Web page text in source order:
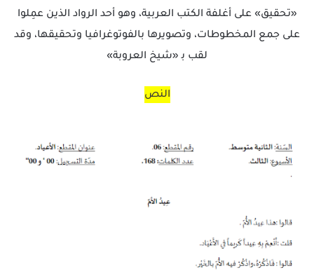
«تحقيق» على أغلفة الكتب العربية، وهو أحد الرواد الذين عمِلوا
على جمع المخطوطات، وتصويرها بالفوتوغرافيا وتحقيقها، وقد
لقب ﺑ «شيخ العروبة»
النص